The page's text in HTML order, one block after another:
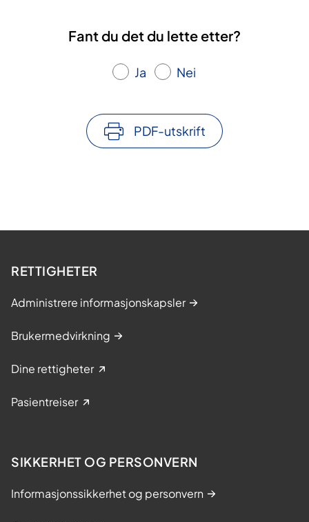
Fant du det du lette etter?
Ja Nei
PDF-utskrift
RETTIGHETER
Administrere informasjonskapsler
Brukermedvirkning
Dine rettigheter
Pasientreiser
SIKKERHET OG PERSONVERN
Informasjonssikkerhet og personvern